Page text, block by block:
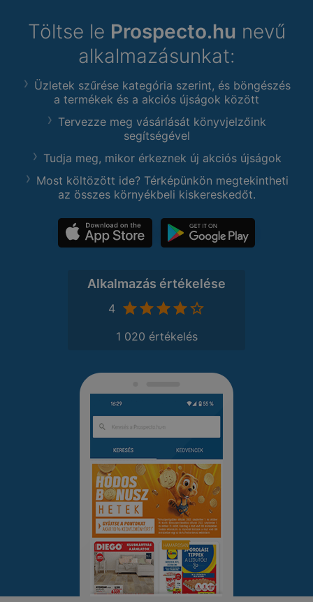
Töltse le Prospecto.hu nevű
alkalmazásunkat:
Üzletek szűrése kategória szerint, és böngészés
a termékek és a akciós újságok között
Tervezze meg vásárlását könyvjelzőink
segítségével
Tudja meg, mikor érkeznek új akciós újságok
Most költözött ide? Térképünkön megtekintheti
az összes környékbeli kiskereskedőt.
Alkalmazás értékelése
4
1 020 értékelés